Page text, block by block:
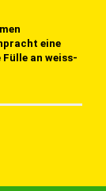
eine
an weiss-